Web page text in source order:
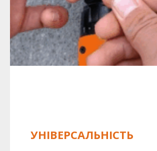
УНІВЕРСАЛЬНІСТЬ